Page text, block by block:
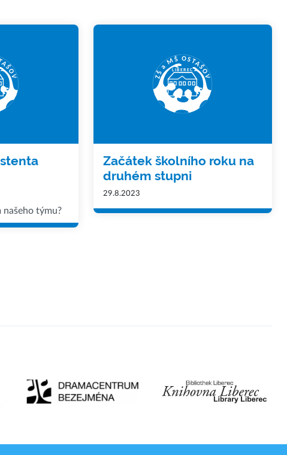
našeho týmu?
Začátek školního roku na
druhém stupni
29.8.2023